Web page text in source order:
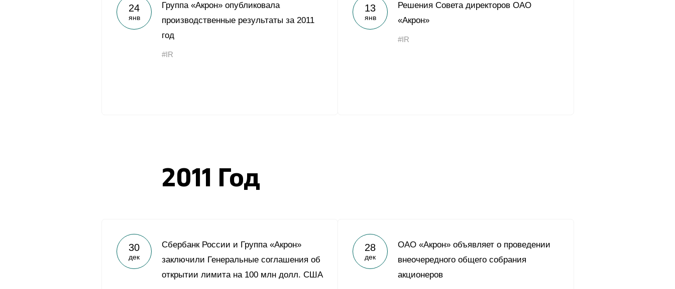
24
янв
Группа «Акрон» опубликовала
производственные результаты за 2011
год
#IR
13
янв
Решения Совета директоров ОАО
«Акрон»
#IR
2011 Год
30
дек
Сбербанк России и Группа «Акрон»
заключили Генеральные соглашения об
открытии лимита на 100 млн долл. США
28
дек
ОАО «Акрон» объявляет о проведении
внеочередного общего собрания
акционеров